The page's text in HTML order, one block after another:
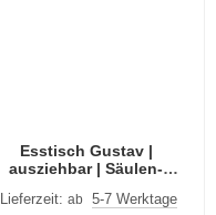
Esstisch Gustav |
ausziehbar | Säulen-
schwarz | verschiedene
Lieferzeit:ab 5-7 Werktage